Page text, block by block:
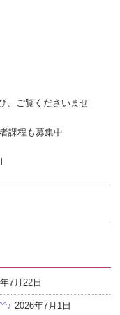
、ご覧くださいませ
課程も募集中
|
7月22日
2026年7月1日